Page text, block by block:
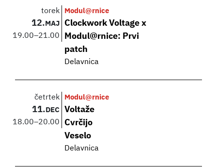
torek
12. MAJ
19.00–21.00
Modul@rnice
Clockwork Voltage x
Modul@rnice: Prvi
patch
Delavnica
četrtek
11. DEC
18.00–20.00
Modul@rnice
Voltaže
Cvrčijo
Veselo
Delavnica